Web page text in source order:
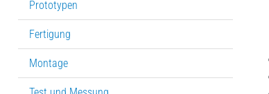
Prototypen
Fertigung
Montage